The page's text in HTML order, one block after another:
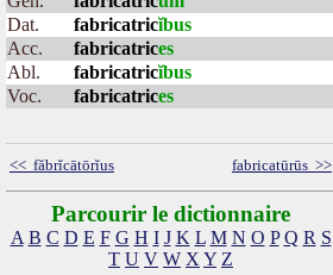
Dat.
fabricatricĭbus
Acc.
fabricatrices
Abl.
fabricatricĭbus
Voc.
fabricatrices
<< făbrĭcātōrĭus fabricatūrūs >>
Parcourir le dictionnaire
A B C D E F G H I J K L M N O P Q R S
T U V W X Y Z